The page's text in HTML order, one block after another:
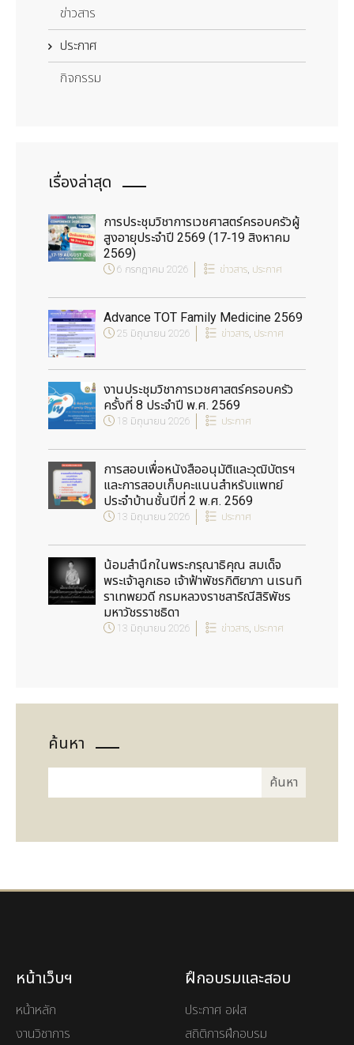
ข่าวสาร
ประกาศ
กิจกรรม
เรื่องล่าสุด
การประชุมวิชาการเวชศาสตร์ครอบครัวผู้
สูงอายุประจำปี 2569 (17-19 สิงหาคม
2569)
6 กรกฎาคม 2026 ข่าวสาร, ประกาศ
Advance TOT Family Medicine 2569
25 มิถุนายน 2026 ข่าวสาร, ประกาศ
งานประชุมวิชาการเวชศาสตร์ครอบครัว
ครั้งที่ 8 ประจำปี พ.ศ. 2569
18 มิถุนายน 2026 ประกาศ
การสอบเพื่อหนังสืออนุมัติและวุฒิบัตรฯ
และการสอบเก็บคะแนนสำหรับแพทย์
ประจำบ้านชั้นปีที่ 2 พ.ศ. 2569
13 มิถุนายน 2026 ประกาศ
น้อมสำนึกในพระกรุณาธิคุณ สมเด็จ
พระเจ้าลูกเธอ เจ้าฟ้าพัชรกิติยาภา นเรนทิ
ราเทพยวดี กรมหลวงราชสาริณีสิริพัชร
มหาวัชรราชธิดา
13 มิถุนายน 2026 ข่าวสาร, ประกาศ
ค้นหา
หน้าเว็บฯ
หน้าหลัก
งานวิชาการ
ฝึกอบรมและสอบ
ประกาศ อฝส
สถิติการฝึกอบรม